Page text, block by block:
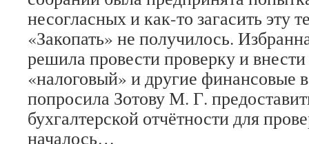
несогласных и как-то загасить эту
«Закопать» не получилось.
решила провести проверку и внести
«налоговый» и другие финансовые
попросила Зотову М. Г.
бухгалтерской отчётности для
началось…